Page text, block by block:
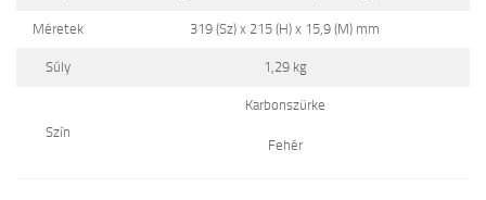
Méretek 319 (Sz) x 215 (H) x 15,9 (M) mm
Súly 1,29 kg
Szín
Karbonszürke
Fehér